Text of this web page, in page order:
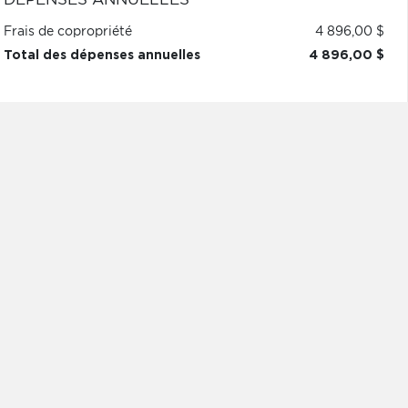
Frais de copropriété
4 896,00 $
Total des dépenses annuelles
4 896,00 $